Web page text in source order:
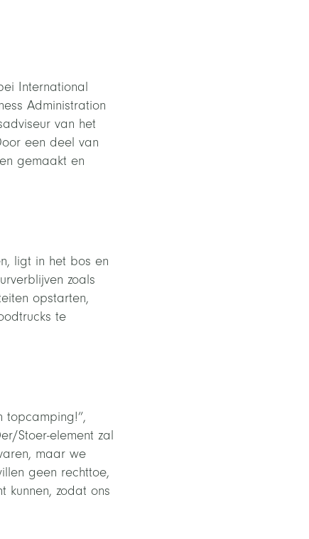
International
Administration
van het
een deel van
gemaakt en
ligt in het bos en
zoals
opstarten,
te
topcamping!”,
Stoer-element zal
maar we
geen rechttoe,
kunnen, zodat ons